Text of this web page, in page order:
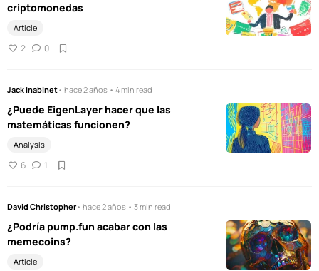
criptomonedas
Article
2 0
Jack Inabinet• hace 2 años • 4 min read
¿Puede EigenLayer hacer que las
matemáticas funcionen?
Analysis
6 1
David Christopher• hace 2 años • 3 min read
¿Podría pump.fun acabar con las
memecoins?
Article